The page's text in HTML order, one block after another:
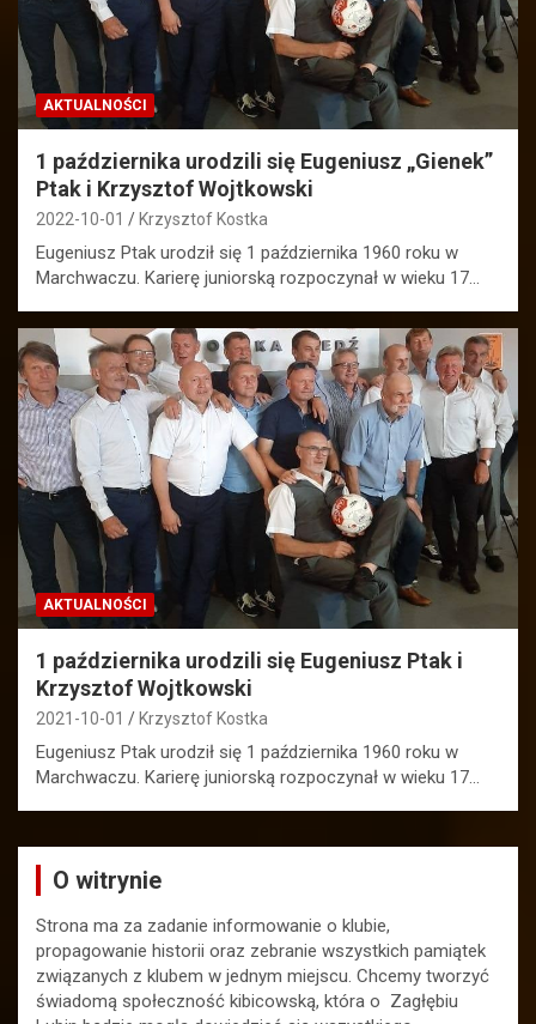
AKTUALNOŚCI
1 października urodzili się Eugeniusz „Gienek”
Ptak i Krzysztof Wojtkowski
2022-10-01 Krzysztof Kostka
Eugeniusz Ptak urodził się 1 października 1960 roku w
Marchwaczu. Karierę juniorską rozpoczynał w wieku 17…
AKTUALNOŚCI
1 października urodzili się Eugeniusz Ptak i
Krzysztof Wojtkowski
2021-10-01 Krzysztof Kostka
Eugeniusz Ptak urodził się 1 października 1960 roku w
Marchwaczu. Karierę juniorską rozpoczynał w wieku 17…
O witrynie
Strona ma za zadanie informowanie o klubie,
propagowanie historii oraz zebranie wszystkich pamiątek
związanych z klubem w jednym miejscu. Chcemy tworzyć
świadomą społeczność kibicowską, która o Zagłębiu